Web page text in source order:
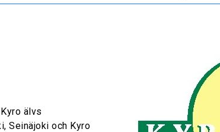
älvs
Seinäjoki och Kyro